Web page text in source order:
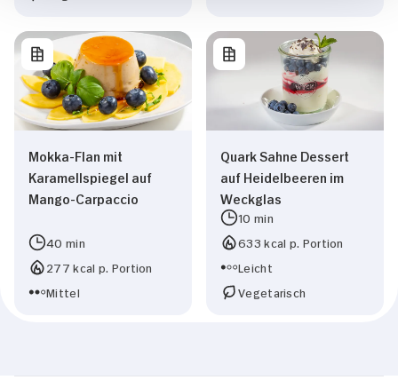
Mokka-Flan mit
Karamellspiegel auf
Mango-Carpaccio
40 min
277 kcal p. Portion
Mittel
Quark Sahne Dessert
auf Heidelbeeren im
Weckglas
10 min
633 kcal p. Portion
Leicht
Vegetarisch